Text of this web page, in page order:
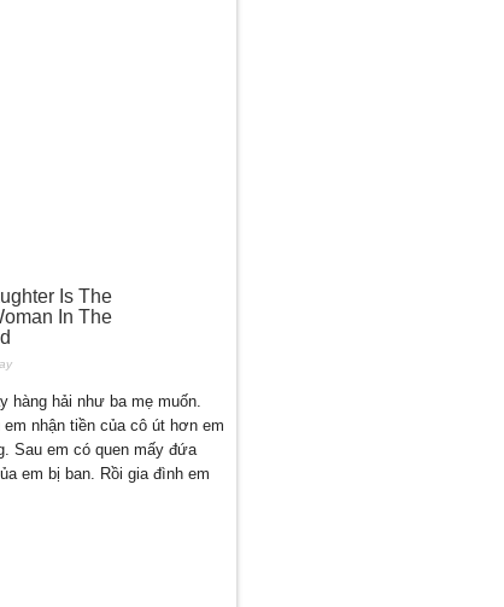
hàng hải như ba mẹ muốn.
nhận tiền của cô út hơn em
Sau em có quen mấy đứa
em bị ban. Rồi gia đình em